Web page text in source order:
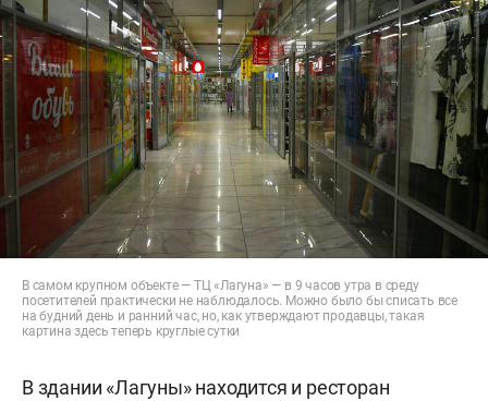
В самом крупном объекте — ТЦ «Лагуна» — в 9 часов утра в среду
посетителей практически не наблюдалось. Можно было бы списать все
на будний день и ранний час, но, как утверждают продавцы, такая
картина здесь теперь круглые сутки
В здании «Лагуны» находится и ресторан